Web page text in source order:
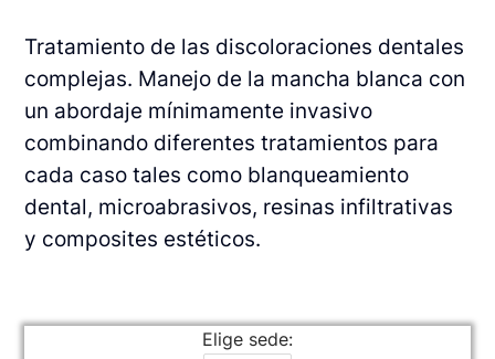
Tratamiento de las discoloraciones dentales
complejas. Manejo de la mancha blanca con
un abordaje mínimamente invasivo
combinando diferentes tratamientos para
cada caso tales como blanqueamiento
dental, microabrasivos, resinas infiltrativas
y composites estéticos.
Elige sede: